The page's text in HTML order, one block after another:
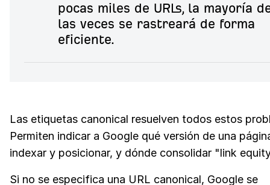
pocas miles de URLs, la mayoría
las veces se rastreará de forma
eficiente.
Las etiquetas canonical resuelven todos estos
Permiten indicar a Google qué versión de una
indexar y posicionar, y dónde consolidar "link
Si no se especifica una URL canonical, Google se